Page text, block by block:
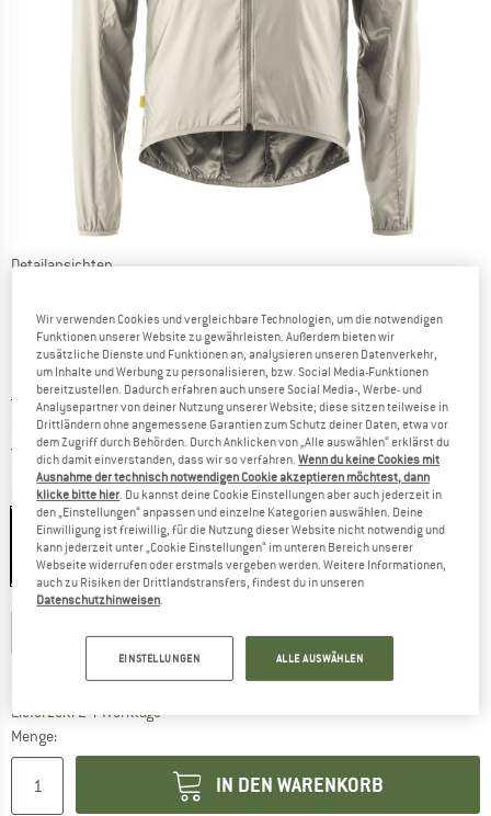
Detailansichten
Ursprünglicher Preis :
109,95€
Preis:
76,97€ inkl. MwSt.
Versandkostenfrei(AT)Österreich. Informationen zu den
Farbe:Chateau Gray
30% 30%
Größe wählen:
M L XL XXL 3XL
Lieferzeit: 2-4 WerktageDer Link öffnet sich in einer Infobox und
Menge:
IN DEN WARENKORB
Wir verwenden Cookies und vergleichbare Technologien, um die notwendigen
Funktionen unserer Website zu gewährleisten. Außerdem bieten wir
zusätzliche Dienste und Funktionen an, analysieren unseren Datenverkehr,
um Inhalte und Werbung zu personalisieren, bzw. Social Media-Funktionen
bereitzustellen. Dadurch erfahren auch unsere Social Media-, Werbe- und
Analysepartner von deiner Nutzung unserer Website; diese sitzen teilweise in
Drittländern ohne angemessene Garantien zum Schutz deiner Daten, etwa vor
dem Zugriff durch Behörden. Durch Anklicken von „Alle auswählen“ erklärst du
dich damit einverstanden, dass wir so verfahren.Wenn du keine Cookies mit
Ausnahme der technisch notwendigen Cookie akzeptieren möchtest, dann
klicke bitte hier. Du kannst deine Cookie Einstellungen aber auch jederzeit in
den „Einstellungen“ anpassen und einzelne Kategorien auswählen. Deine
Einwilligung ist freiwillig, für die Nutzung dieser Website nicht notwendig und
kann jederzeit unter „Cookie Einstellungen“ im unteren Bereich unserer
Webseite widerrufen oder erstmals vergeben werden. Weitere Informationen,
auch zu Risiken der Drittlandstransfers, findest du in unseren
Datenschutzhinweisen.
EINSTELLUNGEN ALLE AUSWÄHLEN